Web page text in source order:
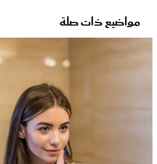
مواضيع ذات صلة